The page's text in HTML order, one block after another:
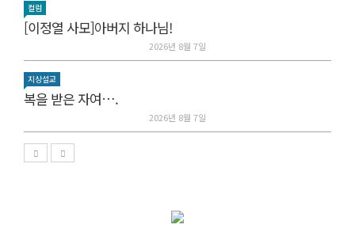
컬럼
[이정열 사모]아버지 하나님!
2026년 8월 7일
지상설교
복을 받은 자여….
2026년 8월 7일